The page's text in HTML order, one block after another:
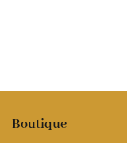
Boutique